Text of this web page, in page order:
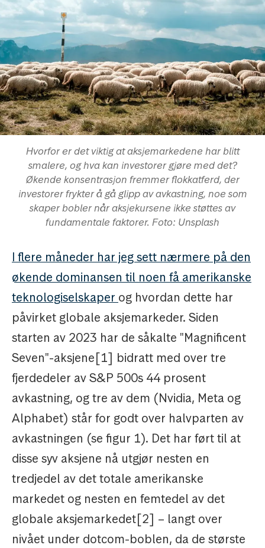
Hvorfor er det viktig at aksjemarkedene har blitt
smalere, og hva kan investorer gjøre med det?
Økende konsentrasjon fremmer flokkatferd, der
investorer frykter å gå glipp av avkastning, noe som
skaper bobler når aksjekursene ikke støttes av
fundamentale faktorer. Foto: Unsplash
I flere måneder har jeg sett nærmere på den
økende dominansen til noen få amerikanske
teknologiselskaper og hvordan dette har
påvirket globale aksjemarkeder. Siden
starten av 2023 har de såkalte "Magnificent
Seven"-aksjene[1] bidratt med over tre
fjerdedeler av S&P 500s 44 prosent
avkastning, og tre av dem (Nvidia, Meta og
Alphabet) står for godt over halvparten av
avkastningen (se figur 1). Det har ført til at
disse syv aksjene nå utgjør nesten en
tredjedel av det totale amerikanske
markedet og nesten en femtedel av det
globale aksjemarkedet[2] – langt over
nivået under dotcom-boblen, da de største